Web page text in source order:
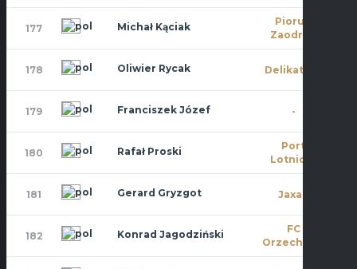
177 Michał Kąciak
Piorun
Zaodrze
178 Oliwier Rycak Delikatesy
179 Franciszek Józef -
180 Rafał Proski
Port
Lotniczy
181 Gerard Gryzgot Jaxan
182 Konrad Jagodziński
FC
Orzechowa